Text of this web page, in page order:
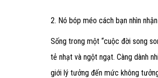
2. Nó bóp méo cách bạn nhìn
Sống trong một “cuộc đời song
tẻ nhạt và ngột ngạt. Càng dành
giới lý tưởng đến mức không